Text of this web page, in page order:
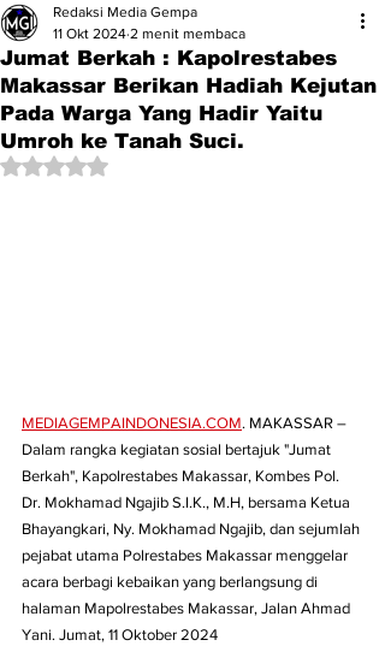
Jumat Berkah : Kapolrestabes
Makassar Berikan Hadiah Kejutan
Pada Warga Yang Hadir Yaitu
Umroh ke Tanah Suci.
Redaksi Media Gempa
11 Okt 2024 2 menit membaca
Dinilai NaN dari 5 bintang.
MEDIAGEMPAINDONESIA.COM. MAKASSAR –
Dalam rangka kegiatan sosial bertajuk "Jumat
Berkah", Kapolrestabes Makassar, Kombes Pol.
Dr. Mokhamad Ngajib S.I.K., M.H, bersama Ketua
Bhayangkari, Ny. Mokhamad Ngajib, dan sejumlah
pejabat utama Polrestabes Makassar menggelar
acara berbagi kebaikan yang berlangsung di
halaman Mapolrestabes Makassar, Jalan Ahmad
Yani. Jumat, 11 Oktober 2024